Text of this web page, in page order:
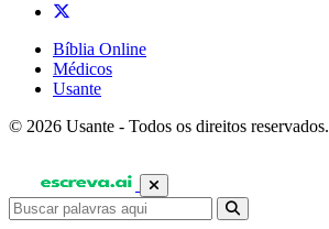
Bíblia Online
Médicos
Usante
© 2026 Usante - Todos os direitos reservados.